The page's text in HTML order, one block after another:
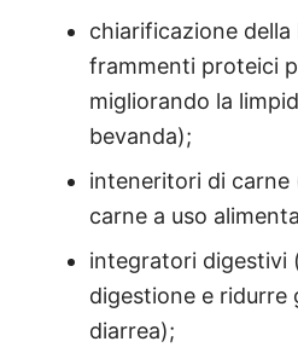
chiarificazione
frammenti proteici
migliorando la
bevanda);
inteneritori di carne
carne a uso
integratori digestivi
digestione e ridurre
diarrea);